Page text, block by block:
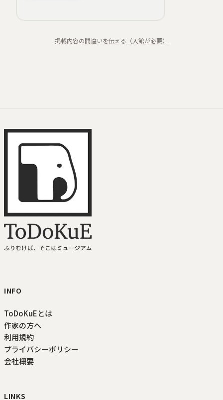
掲載内容の間違いを伝える（入館が必要）
INFO
ToDoKuEとは
作家の方へ
利用規約
プライバシーポリシー
会社概要
LINKS